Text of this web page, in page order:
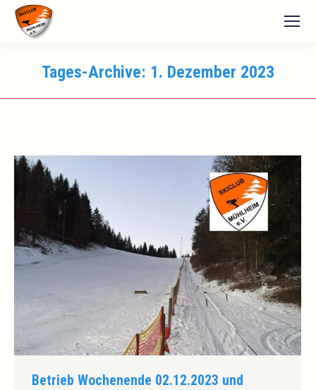
Tages-Archive: 1. Dezember 2023
Betrieb Wochenende 02.12.2023 und